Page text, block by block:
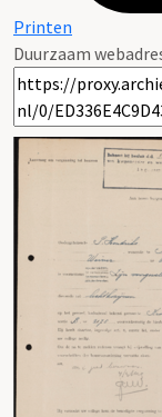
Printen
Duurzaam